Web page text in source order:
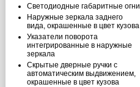
Светодиодные габаритные огни
Наружные зеркала заднего
вида, окрашенные в цвет кузова
Указатели поворота
интегрированные в наружные
зеркала
Скрытые дверные ручки с
автоматическим выдвижением,
окрашенные в цвет кузова